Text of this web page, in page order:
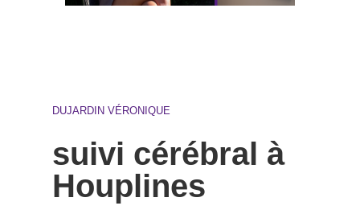
DUJARDIN VÉRONIQUE
suivi cérébral à
Houplines